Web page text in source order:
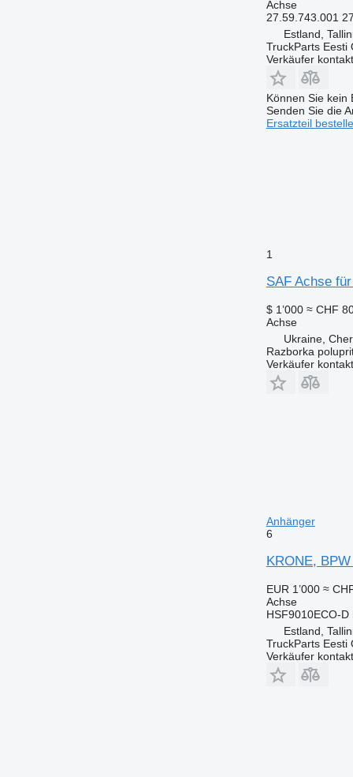
Achse
27.59.743.001
Estland,
TruckParts Eesti
Verkäufer
Können Sie kein
Senden Sie die
Ersatzteil
1
SAF Achse
$ 1’000 ≈ CHF
Achse
Ukraine,
Razborka
Verkäufer
Anhänger
6
KRONE,
EUR 1’000 ≈
Achse
HSF9010ECO-
Estland,
TruckParts Eesti
Verkäufer